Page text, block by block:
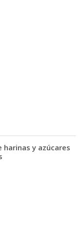
y azúcares